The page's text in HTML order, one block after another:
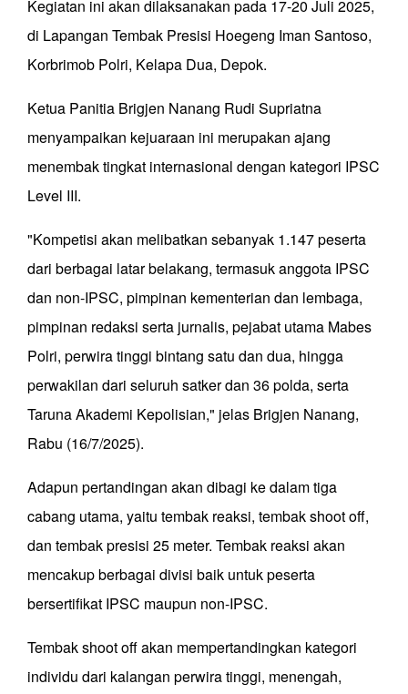
Kegiatan ini akan dilaksanakan pada 17-20 Juli 2025,
di Lapangan Tembak Presisi Hoegeng Iman Santoso,
Korbrimob Polri, Kelapa Dua, Depok.
Ketua Panitia Brigjen Nanang Rudi Supriatna
menyampaikan kejuaraan ini merupakan ajang
menembak tingkat internasional dengan kategori IPSC
Level III.
"Kompetisi akan melibatkan sebanyak 1.147 peserta
dari berbagai latar belakang, termasuk anggota IPSC
dan non-IPSC, pimpinan kementerian dan lembaga,
pimpinan redaksi serta jurnalis, pejabat utama Mabes
Polri, perwira tinggi bintang satu dan dua, hingga
perwakilan dari seluruh satker dan 36 polda, serta
Taruna Akademi Kepolisian," jelas Brigjen Nanang,
Rabu (16/7/2025).
Adapun pertandingan akan dibagi ke dalam tiga
cabang utama, yaitu tembak reaksi, tembak shoot off,
dan tembak presisi 25 meter. Tembak reaksi akan
mencakup berbagai divisi baik untuk peserta
bersertifikat IPSC maupun non-IPSC.
Tembak shoot off akan mempertandingkan kategori
individu dari kalangan perwira tinggi, menengah,